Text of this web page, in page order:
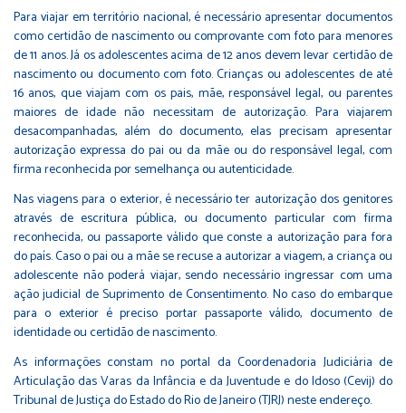
Para viajar em território nacional, é necessário apresentar documentos
como certidão de nascimento ou comprovante com foto para menores
de 11 anos. Já os adolescentes acima de 12 anos devem levar certidão de
nascimento ou documento com foto. Crianças ou adolescentes de até
16 anos, que viajam com os pais, mãe, responsável legal, ou parentes
maiores de idade não necessitam de autorização. Para viajarem
desacompanhadas, além do documento, elas precisam apresentar
autorização expressa do pai ou da mãe ou do responsável legal, com
firma reconhecida por semelhança ou autenticidade.
Nas viagens para o exterior, é necessário ter autorização dos genitores
através de escritura pública, ou documento particular com firma
reconhecida, ou passaporte válido que conste a autorização para fora
do país. Caso o pai ou a mãe se recuse a autorizar a viagem, a criança ou
adolescente não poderá viajar, sendo necessário ingressar com uma
ação judicial de Suprimento de Consentimento. No caso do embarque
para o exterior é preciso portar passaporte válido, documento de
identidade ou certidão de nascimento.
As informações constam no portal da Coordenadoria Judiciária de
Articulação das Varas da Infância e da Juventude e do Idoso (Cevij) do
Tribunal de Justiça do Estado do Rio de Janeiro (TJRJ)neste endereço.